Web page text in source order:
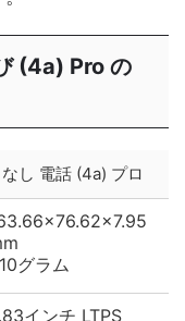
(4a) Pro の
なし 電話 (4a) プロ
グラム
インチ LTPS